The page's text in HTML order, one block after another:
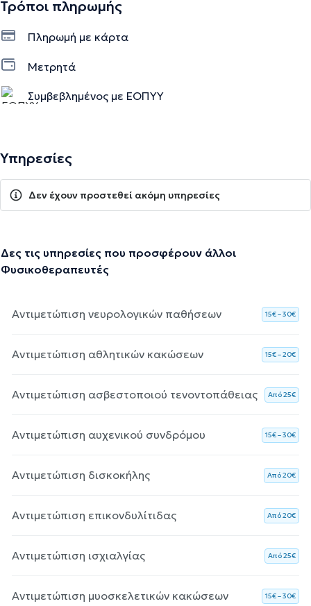
Τρόποι πληρωμής
Πληρωμή με κάρτα
Μετρητά
Συμβεβλημένος με ΕΟΠΥΥ
Υπηρεσίες
Δεν έχουν προστεθεί ακόμη υπηρεσίες
Δες τις υπηρεσίες που προσφέρουν άλλοι
Φυσικοθεραπευτές
Αντιμετώπιση νευρολογικών παθήσεων 15€ – 30€
Αντιμετώπιση αθλητικών κακώσεων 15€ – 20€
Αντιμετώπιση ασβεστοποιού τενοντοπάθειας Aπό 25€
Αντιμετώπιση αυχενικού συνδρόμου 15€ – 30€
Αντιμετώπιση δισκοκήλης Aπό 20€
Αντιμετώπιση επικονδυλίτιδας Aπό 20€
Αντιμετώπιση ισχιαλγίας Aπό 25€
Αντιμετώπιση μυοσκελετικών κακώσεων 15€ – 30€